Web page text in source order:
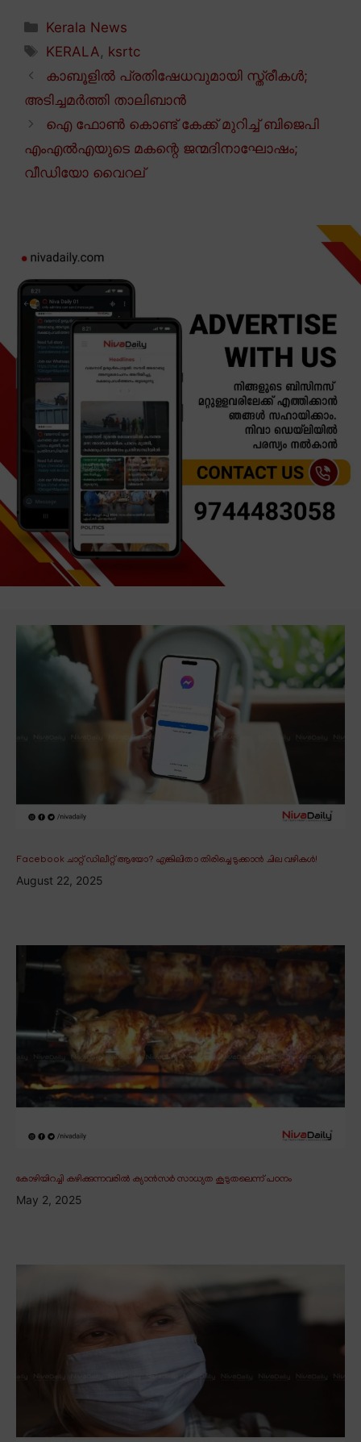
Categories
Kerala News
Tags
KERALA, ksrtc
കാബൂളിൽ പ്രതിഷേധവുമായി സ്ത്രീകൾ;
അടിച്ചമർത്തി താലിബാൻ
ഐ ഫോൺ കൊണ്ട് കേക്ക് മുറിച്ച് ബിജെപി
എംഎൽഎയുടെ മകന്റെ ജന്മദിനാഘോഷം;
വീഡിയോ വൈറല്
Facebook ചാറ്റ് ഡിലീറ്റ് ആയോ? എങ്കിലിതാ തിരിച്ചെടുക്കാൻ ചില വഴികൾ!
August 22, 2025
കോഴിയിറച്ചി കഴിക്കുന്നവരിൽ ക്യാൻസർ സാധ്യത കൂടുതലെന്ന് പഠനം
May 2, 2025